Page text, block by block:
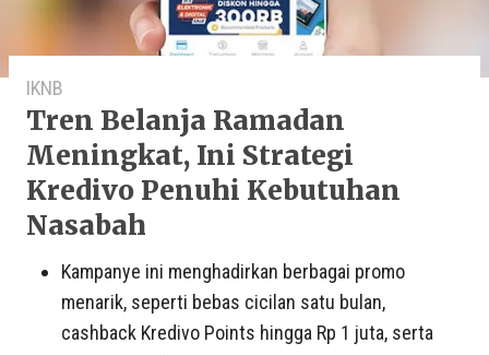
IKNB
Tren Belanja Ramadan
Meningkat, Ini Strategi
Kredivo Penuhi Kebutuhan
Nasabah
Kampanye ini menghadirkan berbagai promo
menarik, seperti bebas cicilan satu bulan,
cashback Kredivo Points hingga Rp 1 juta, serta